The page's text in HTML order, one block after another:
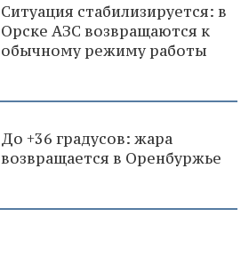
Ситуация стабилизируется: в
Орске АЗС возвращаются к
обычному режиму работы
До +36 градусов: жара
возвращается в Оренбуржье